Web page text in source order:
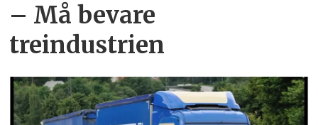
– Må bevare
treindustrien